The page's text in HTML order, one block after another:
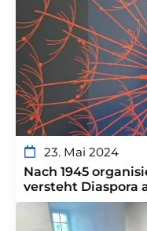
23. Mai 2024
Nach 1945
versteht Diaspora